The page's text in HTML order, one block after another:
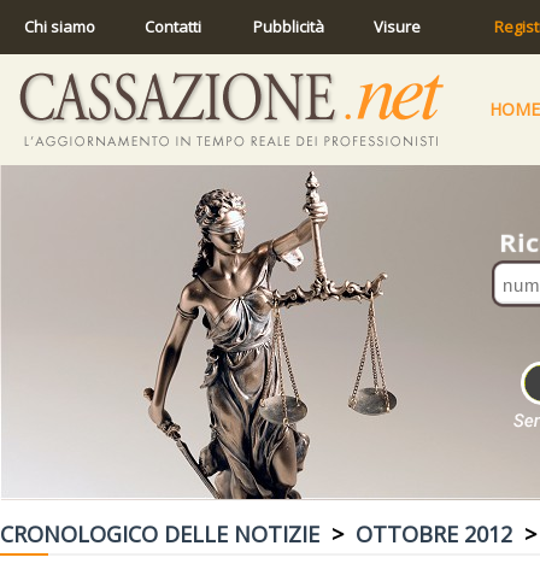
Chi siamo Contatti Pubblicità Visure
HOME
CRONOLOGICO DELLE NOTIZIE > OTTOBRE 2012